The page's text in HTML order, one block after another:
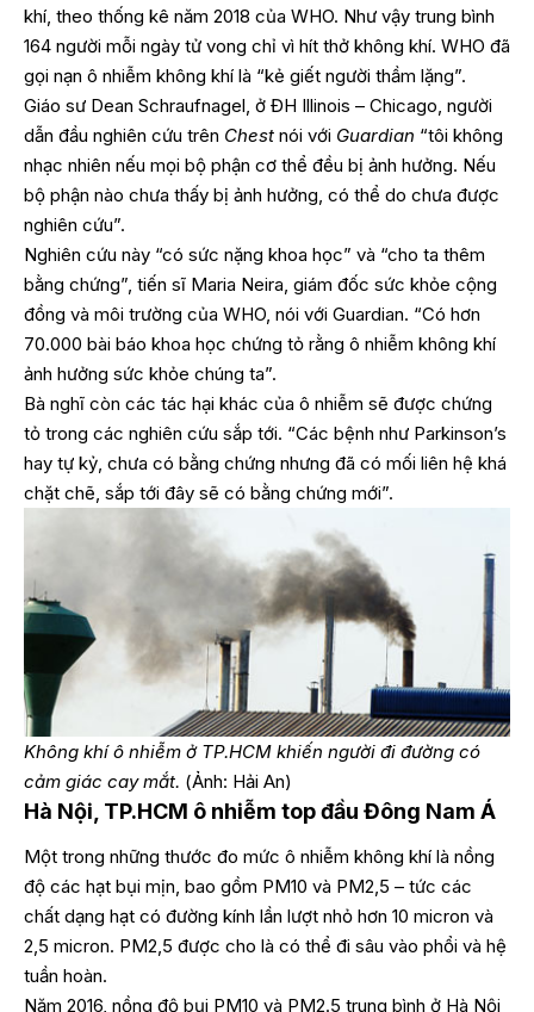
khí, theo thống kê năm 2018 của WHO. Như vậy trung bình
164 người mỗi ngày tử vong chỉ vì hít thở không khí. WHO đã
gọi nạn ô nhiễm không khí là “kẻ giết người thầm lặng”.
Giáo sư Dean Schraufnagel, ở ĐH Illinois – Chicago, người
dẫn đầu nghiên cứu trên Chest nói với Guardian “tôi không
nhạc nhiên nếu mọi bộ phận cơ thể đều bị ảnh hưởng. Nếu
bộ phận nào chưa thấy bị ảnh hưởng, có thể do chưa được
nghiên cứu”.
Nghiên cứu này “có sức nặng khoa học” và “cho ta thêm
bằng chứng”, tiến sĩ Maria Neira, giám đốc sức khỏe cộng
đồng và môi trường của WHO, nói với Guardian. “Có hơn
70.000 bài báo khoa học chứng tỏ rằng ô nhiễm không khí
ảnh hưởng sức khỏe chúng ta”.
Bà nghĩ còn các tác hại khác của ô nhiễm sẽ được chứng
tỏ trong các nghiên cứu sắp tới. “Các bệnh như Parkinson’s
hay tự kỷ, chưa có bằng chứng nhưng đã có mối liên hệ khá
chặt chẽ, sắp tới đây sẽ có bằng chứng mới”.
Không khí ô nhiễm ở TP.HCM khiến người đi đường có
cảm giác cay mắt. (Ảnh: Hải An)
Hà Nội, TP.HCM ô nhiễm top đầu Đông Nam Á
Một trong những thước đo mức ô nhiễm không khí là nồng
độ các hạt bụi mịn, bao gồm PM10 và PM2,5 – tức các
chất dạng hạt có đường kính lần lượt nhỏ hơn 10 micron và
2,5 micron. PM2,5 được cho là có thể đi sâu vào phổi và hệ
tuần hoàn.
Năm 2016, nồng độ bụi PM10 và PM2.5 trung bình ở Hà Nội